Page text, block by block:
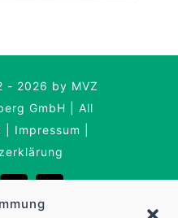
- 2026 by MVZ
GmbH | All
| Impressum